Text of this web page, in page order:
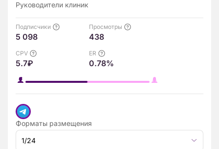
Руководители клиник
Подписчики
5 098
Просмотры
438
CPV
5.7₽
ER
0.78%
Форматы размещения
1/24